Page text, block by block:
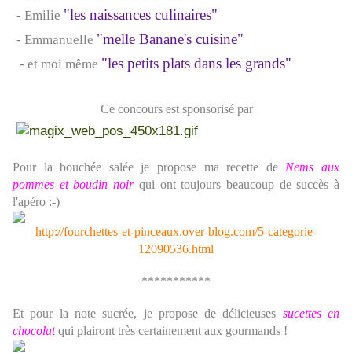
- Emilie "les naissances culinaires"
- Emmanuelle "melle Banane's cuisine"
- et moi même "les petits plats dans les grands"
Ce concours est sponsorisé par
Pour la bouchée salée je propose ma recette de Nems aux
pommes et boudin noirqui ont toujours beaucoup de succès à
l'apéro :-)
http://fourchettes-et-pinceaux.over-blog.com/5-categorie-
12090536.html
***********
Et pour la note sucrée, je propose de délicieuses sucettes en
chocolat qui plairont très certainement aux gourmands !